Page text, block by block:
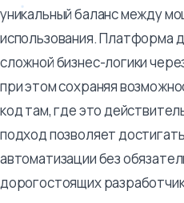
уникальный баланс между
использования. Платформа
сложной бизнес-логики
при этом сохраняя
код там, где это
подход позволяет
автоматизации без
дорогостоящих